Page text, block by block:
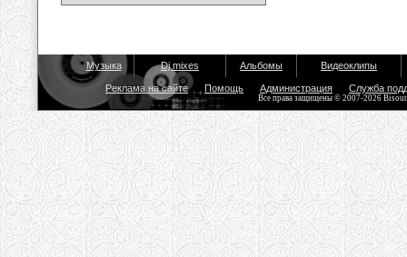
Музыка Dj mixes Альбомы Видеоклипы
Реклама на сайте Помощь Администрация Служба
Все права защищены © 2007-2026